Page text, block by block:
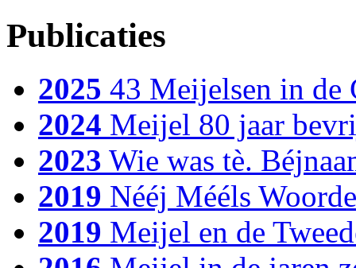
Publicaties
2025 43 Meijelsen in
2024 Meijel 80 jaar
2023 Wie was tè.
2019 Nééj Mééls
2019 Meijel en de